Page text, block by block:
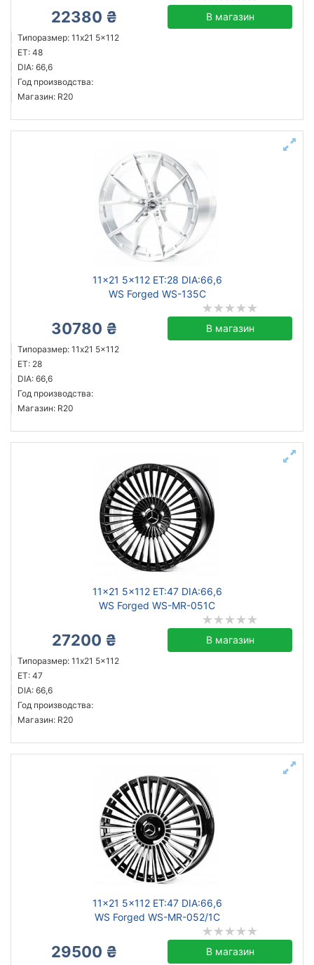
22380 ₴ В магазин
Типоразмер: 11x21 5x112
ET: 48
DIA: 66,6
Год производства:
Магазин: R20
11x21 5x112 ET:28 DIA:66,6
WS Forged WS-135C
30780 ₴ В магазин
Типоразмер: 11x21 5x112
ET: 28
DIA: 66,6
Год производства:
Магазин: R20
11x21 5x112 ET:47 DIA:66,6
WS Forged WS-MR-051C
27200 ₴ В магазин
Типоразмер: 11x21 5x112
ET: 47
DIA: 66,6
Год производства:
Магазин: R20
11x21 5x112 ET:47 DIA:66,6
WS Forged WS-MR-052/1C
29500 ₴ В магазин